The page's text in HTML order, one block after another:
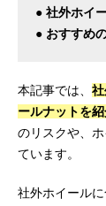
● 社外ホイ
● おすすめ
本記事では、
ールナットを
のリスクや、
ています。
社外ホイール